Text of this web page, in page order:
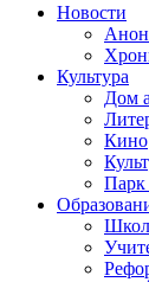
Новости
Культура
Дом
Кино
Парк